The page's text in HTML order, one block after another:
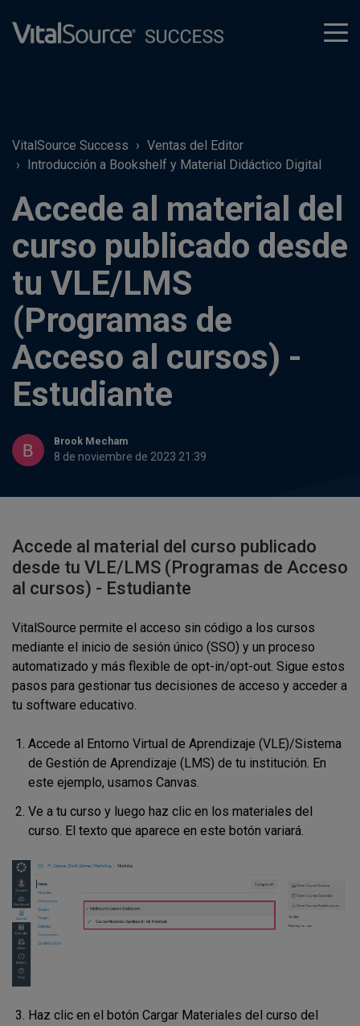
VitalSource Success
Ventas del Editor
Introducción a Bookshelf y Material Didáctico Digital
Accede al material del
curso publicado desde
tu VLE/LMS
(Programas de
Acceso al cursos) -
Estudiante
Brook Mecham
8 de noviembre de 2023 21:39
Accede al material del curso publicado
desde tu VLE/LMS (Programas de Acceso
al cursos) - Estudiante
VitalSource permite el acceso sin código a los cursos
mediante el inicio de sesión único (SSO) y un proceso
automatizado y más flexible de opt-in/opt-out. Sigue estos
pasos para gestionar tus decisiones de acceso y acceder a
tu software educativo.
Accede al Entorno Virtual de Aprendizaje (VLE)/Sistema
de Gestión de Aprendizaje (LMS) de tu institución. En
este ejemplo, usamos Canvas.
Ve a tu curso y luego haz clic en los materiales del
curso. El texto que aparece en este botón variará.
Haz clic en el botón Cargar Materiales del curso del